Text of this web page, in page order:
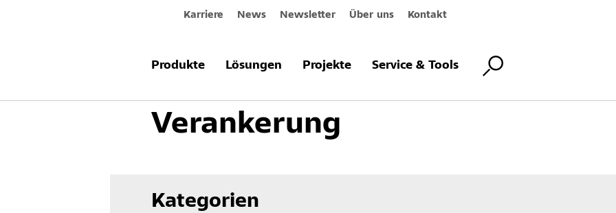
Karriere News Newsletter Über uns Kontakt
Produkte Lösungen Projekte Service & Tools
Produkte & Systeme Fassade Vorgehängte hinterlüftete Fassadensysteme Systemkomponenten
Verankerung
Kategorien